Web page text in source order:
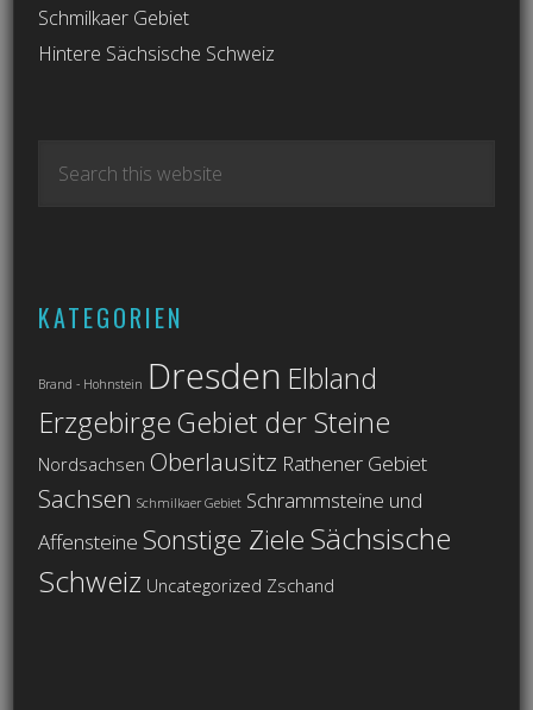
Schmilkaer Gebiet
Hintere Sächsische Schweiz
KATEGORIEN
Brand - Hohnstein Dresden Elbland
ErzgebirgeGebiet der Steine
Nordsachsen Oberlausitz Rathener Gebiet
Sachsen Schmilkaer Gebiet Schrammsteine und
Affensteine Sonstige ZieleSächsische
Schweiz Uncategorized Zschand